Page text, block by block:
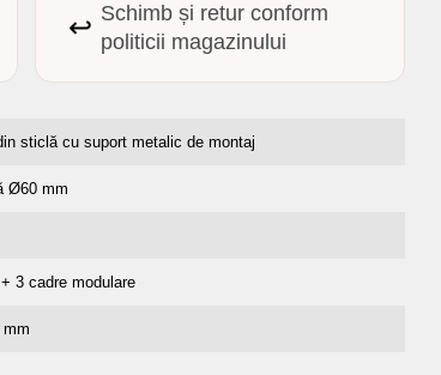
↩️ Schimb și retur conform
politicii magazinului
sticlă cu suport metalic de montaj
Ø60 mm
3 cadre modulare